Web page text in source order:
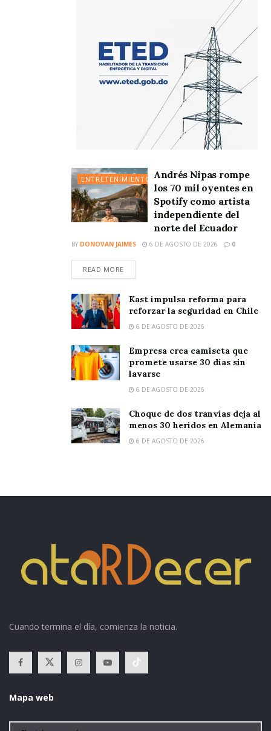
ENTRETENIMIENTO
Andrés Nipas rompe
los 70 mil oyentes en
Spotify como artista
independiente del
norte del Ecuador
BY DONOVAN JAIMES 6 DE AGOSTO DE 2026 0
READ MORE
Kast impulsa reforma para
reforzar la seguridad en Chile
6 DE AGOSTO DE 2026
Empresa crea camiseta que
promete usarse 30 días sin
lavarse
6 DE AGOSTO DE 2026
Choque de dos tranvías deja al
menos 30 heridos en Alemania
6 DE AGOSTO DE 2026
Cuando termina el día, comienza la noticia.
Mapa web